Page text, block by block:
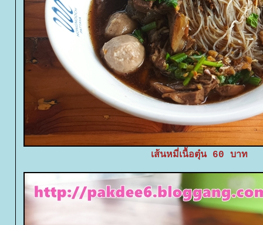
เส้นหมี่เนื้อตุ๋น 60 บาท